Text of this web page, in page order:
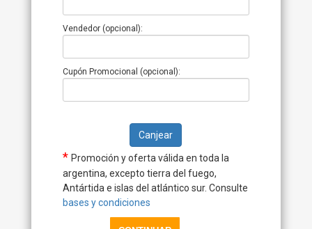
Vendedor (opcional):
Cupón Promocional (opcional):
Canjear
* Promoción y oferta válida en toda la
argentina, excepto tierra del fuego,
Antártida e islas del atlántico sur. Consulte
bases y condiciones